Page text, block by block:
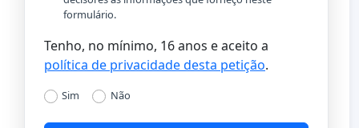
formulário.
Tenho, no mínimo, 16 anos e aceito a
política de privacidade desta petição.
Sim Não